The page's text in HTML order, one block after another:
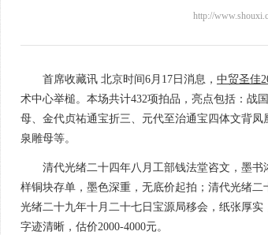
http://
首席收藏讯 北京时间6月17日消息， 中贸圣佳
术中心举槌。本场共计432项拍品，亮点包括：战
母、金代贞祐通宝折三、元代至治通宝四体文背
泉雕母等。
清代光绪二十四年八月工部钱法堂咨文，墨书
样铜块存单，墨色深重，无底价起拍；清代光绪
光绪二十九年十月二十七日宝源局移会，纸张厚实
字迹清晰，估价2000-4000元。